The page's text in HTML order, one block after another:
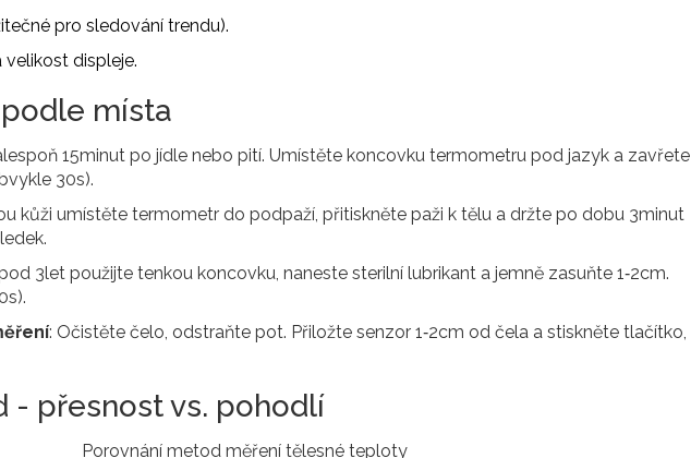
pro sledování trendu).
displeje.
místa
15minut po jídle nebo pití. Umístěte koncovku termometru pod jazyk a zavřete
30s).
kůži umístěte termometr do podpaží, přitiskněte paži k tělu a držte po dobu 3minut
3let použijte tenkou koncovku, naneste sterilní lubrikant a jemně zasuňte 1‑2cm.
: Očistěte čelo, odstraňte pot. Přiložte senzor 1‑2cm od čela a stiskněte tlačítko,
- přesnost vs. pohodlí
Porovnání metod měření tělesné teploty